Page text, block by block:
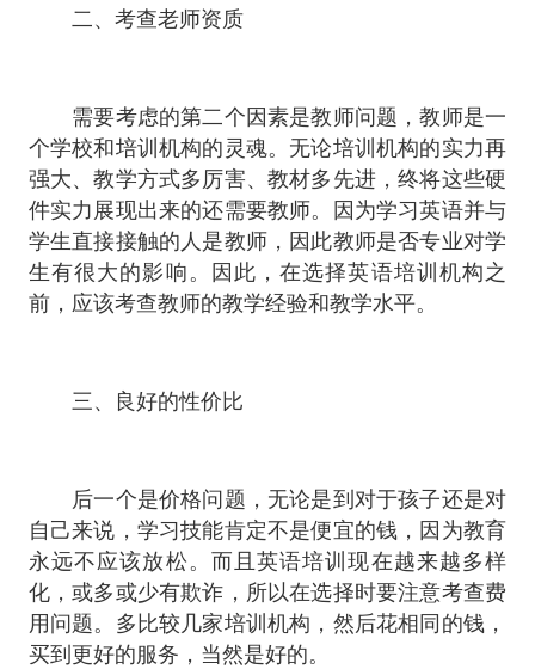
二、考查老师资质
需要考虑的第二个因素是教师问题，教师是一
个学校和培训机构的灵魂。无论培训机构的实力再
强大、教学方式多厉害、教材多先进，终将这些硬
件实力展现出来的还需要教师。因为学习英语并与
学生直接接触的人是教师，因此教师是否专业对学
生有很大的影响。因此，在选择英语培训机构之
前，应该考查教师的教学经验和教学水平。
三、良好的性价比
后一个是价格问题，无论是到对于孩子还是对
自己来说，学习技能肯定不是便宜的钱，因为教育
永远不应该放松。而且英语培训现在越来越多样
化，或多或少有欺诈，所以在选择时要注意考查费
用问题。多比较几家培训机构，然后花相同的钱，
买到更好的服务，当然是好的。